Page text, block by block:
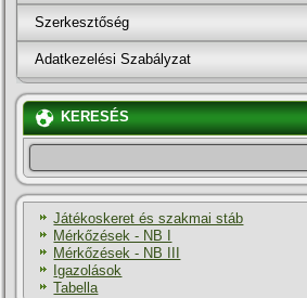
Szerkesztőség
Adatkezelési Szabályzat
KERESÉS
Játékoskeret és szakmai stáb
Mérkőzések - NB I
Mérkőzések - NB III
Igazolások
Tabella